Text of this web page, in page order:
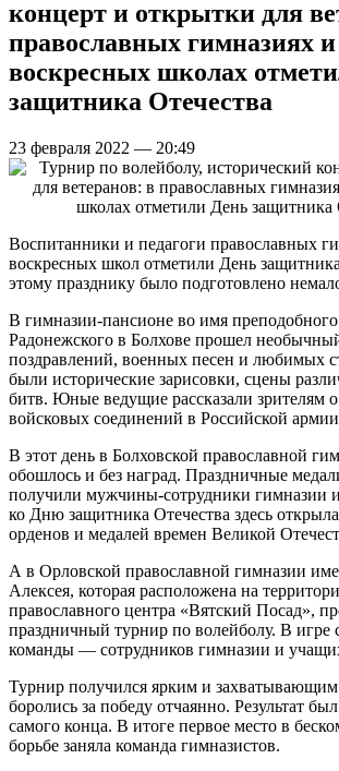
концерт и открытки для
православных гимназиях и
воскресных школах
защитника Отечества
23 февраля 2022 — 20:49
Воспитанники и педагоги православных
воскресных школ отметили День
этому празднику было подготовлено
В гимназии-пансионе во имя
Радонежского в Болхове прошел
поздравлений, военных песен и любимых
были исторические зарисовки, сцены
битв. Юные ведущие рассказали зрителям
войсковых соединений в Российской
В этот день в Болховской православной
обошлось и без наград. Праздничные
получили мужчины-сотрудники гимназии
ко Дню защитника Отечества здесь
орденов и медалей времен Великой
А в Орловской православной гимназии
Алексея, которая расположена на
православного центра «Вятский Посад»,
праздничный турнир по волейболу. В игре
команды — сотрудников гимназии и
Турнир получился ярким и
боролись за победу отчаянно. Результат
самого конца. В итоге первое место в
борьбе заняла команда гимназистов.